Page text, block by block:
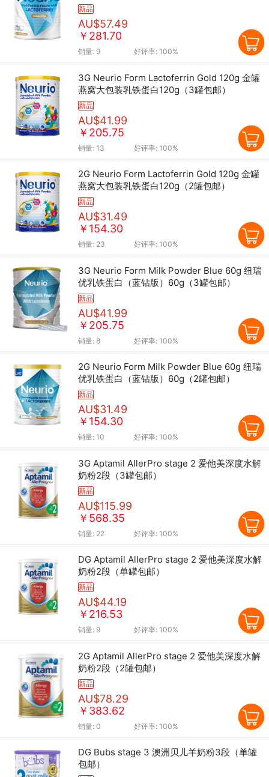
新品
AU$57.49
￥281.70
销量: 9 好评率: 100%
3G Neurio Form Lactoferrin Gold 120g 金罐
燕窝大包装乳铁蛋白120g（3罐包邮）
新品
AU$41.99
￥205.75
销量: 13 好评率: 100%
2G Neurio Form Lactoferrin Gold 120g 金罐
燕窝大包装乳铁蛋白120g（2罐包邮）
新品
AU$31.49
￥154.30
销量: 23 好评率: 100%
3G Neurio Form Milk Powder Blue 60g 纽瑞
优乳铁蛋白（蓝钻版）60g（3罐包邮）
新品
AU$41.99
￥205.75
销量: 8 好评率: 100%
2G Neurio Form Milk Powder Blue 60g 纽瑞
优乳铁蛋白（蓝钻版）60g（2罐包邮）
新品
AU$31.49
￥154.30
销量: 10 好评率: 100%
3G Aptamil AllerPro stage 2 爱他美深度水解
奶粉2段（3罐包邮）
新品
AU$115.99
￥568.35
销量: 22 好评率: 100%
DG Aptamil AllerPro stage 2 爱他美深度水解
奶粉2段（单罐包邮）
新品
AU$44.19
￥216.53
销量: 9 好评率: 100%
2G Aptamil AllerPro stage 2 爱他美深度水解
奶粉2段（2罐包邮）
新品
AU$78.29
￥383.62
销量: 0 好评率: 100%
DG Bubs stage 3 澳洲贝儿羊奶粉3段（单罐
包邮）